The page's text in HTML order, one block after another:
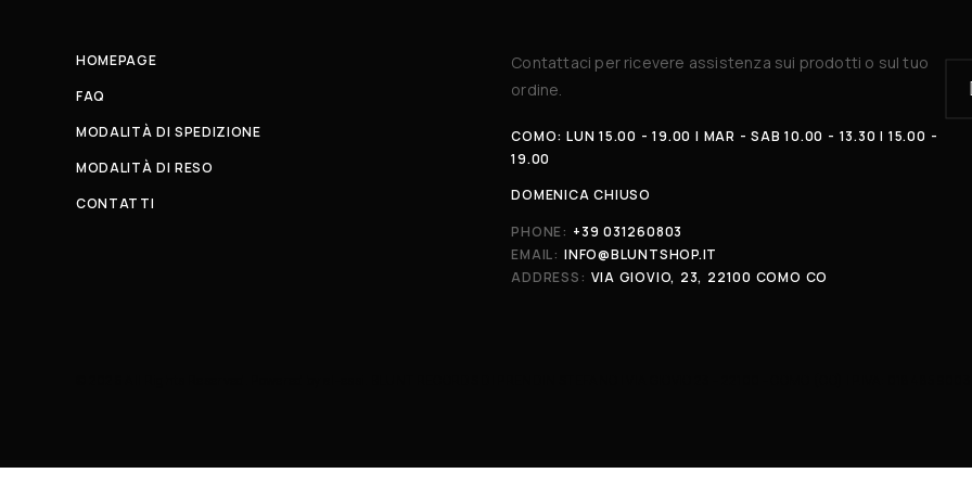
HOMEPAGE
FAQ
MODALITÀ DI SPEDIZIONE
MODALITÀ DI RESO
CONTATTI
Contattaci per ricevere assistenza sui prodotti o sul tuo
ordine.
COMO: LUN 15.00 - 19.00 | MAR - SAB 10.00 - 13.30 | 15.00 -
19.00
DOMENICA CHIUSO
PHONE: +39 031260803
EMAIL: INFO@BLUNTSHOP.IT
ADDRESS: VIA GIOVIO, 23, 22100 COMO CO